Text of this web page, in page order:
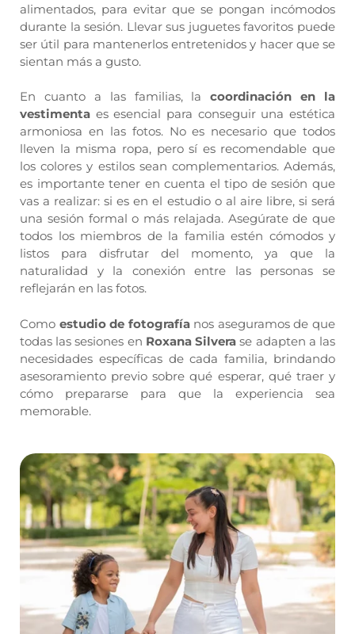
alimentados, para evitar que se pongan incómodos
durante la sesión. Llevar sus juguetes favoritos puede
ser útil para mantenerlos entretenidos y hacer que se
sientan más a gusto.
En cuanto a las familias, lacoordinación en la
vestimenta es esencial para conseguir una estética
armoniosa en las fotos. No es necesario que todos
lleven la misma ropa, pero sí es recomendable que
los colores y estilos sean complementarios. Además,
es importante tener en cuenta el tipo de sesión que
vas a realizar: si es en el estudio o al aire libre, si será
una sesión formal o más relajada. Asegúrate de que
todos los miembros de la familia estén cómodos y
listos para disfrutar del momento, ya que la
naturalidad y la conexión entre las personas se
reflejarán en las fotos.
Como estudio de fotografíanos aseguramos de que
todas las sesiones en Roxana Silvera se adapten a las
necesidades específicas de cada familia, brindando
asesoramiento previo sobre qué esperar, qué traer y
cómo prepararse para que la experiencia sea
memorable.